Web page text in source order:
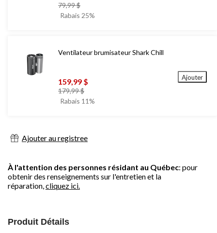
79,99 $prix
était
Rabais 25%
Ventilateur brumisateur Shark Chill
159,99 $
179,99 $prix
était
Rabais 11%
Ajouter
Ajouter au registree
À l'attention des personnes résidant au Québec: pour
obtenir des renseignements sur l'entretien et la
réparation,cliquez ici.
Produit Détails